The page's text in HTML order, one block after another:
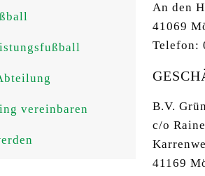
vereinbaren
An den
41069
Telefon:
B.V.
c/o
41169